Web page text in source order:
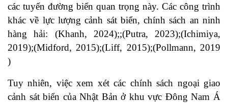
các tuyến đường biển quan trọng này. Các công trình
khác về lực lượng cảnh sát biển, chính sách an ninh
hàng hải: (Khanh, 2024);;(Putra, 2023);(Ichimiya,
2019);(Midford, 2015);(Liff, 2015);(Pollmann, 2019
)
Tuy nhiên, việc xem xét các chính sách ngoại giao
cảnh sát biển của Nhật Bản ở khu vực Đông Nam Á